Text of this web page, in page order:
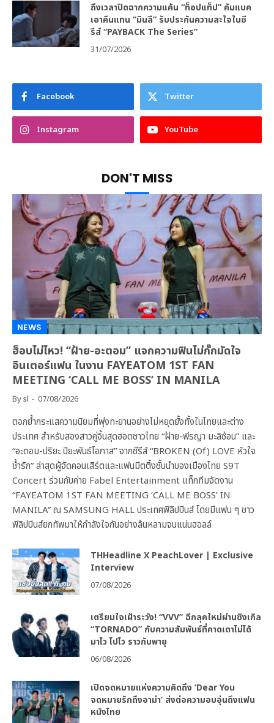
ถึงเวลาปิดฉากความแค้น “ท็อปแท็ป” คัมแบค
เอาคืนแทน “มินลี” รับประกันความสะใจในซี
รีส์ “PAYBACK The Series”
31/07/2026
Facebook Twitter
Instagram YouTube
DON'T MISS
NEWS
ฮ็อบไม่ไหว! “ฝ้าย-อะตอม” แจกความฟินไม่กั๊กมัดใจ
อินเตอร์แฟน ในงาน FAYEATOM 1ST FAN
MEETING ‘CALL ME BOSS’ IN MANILA
Bysl 07/08/2026
ตอกย้ำกระแสความนิยมที่พุ่งทะยานอย่างไม่หยุดยั้งทั้งในไทยและต่าง
ประเทศ สำหรับสองสาวคู่จิ้นสุดฮอตชาวไทย “ฝ้าย-พีรญา มะลิซ้อน” และ
“อะตอม-ปริยะ ปิยะพันธ์โอภาส” จากซีรีส์ “BROKEN (Of) LOVE หัวใจ
ช้ำรัก” ล่าสุดผู้จัดคอนเสิร์ตและแฟนมีตติ้งชั้นนำของเมืองไทย S9T
Concert ร่วมกับค่าย Fabel Entertainment แท็กทีมจัดงาน
“FAYEATOM 1ST FAN MEETING ‘CALL ME BOSS’ IN
MANILA” ณ SAMSUNG HALL ประเทศฟิลิปปินส์ โดยมีแฟน ๆ ชาว
ฟิลิปปินส์ยกทัพมาให้กำลังใจกันอย่างล้นหลามจนแน่นฮอลล์
THHeadline X PeachLover | Exclusive
Interview
07/08/2026
เตรียมใจเฝ้าระวัง! “VVV” ฉีกลุคใหม่ผ่านซิงเกิล
“TORNADO” กับความสัมพันธ์ที่คาดเดาไม่ได้
มาไว ไปไว ราวกับพายุ
06/08/2026
เปิดจดหมายแห่งความคิดถึง ‘Dear You
จดหมายรักถึงอาม่า’ ส่งต่อความอบอุ่นถึงแฟน
หนังไทย